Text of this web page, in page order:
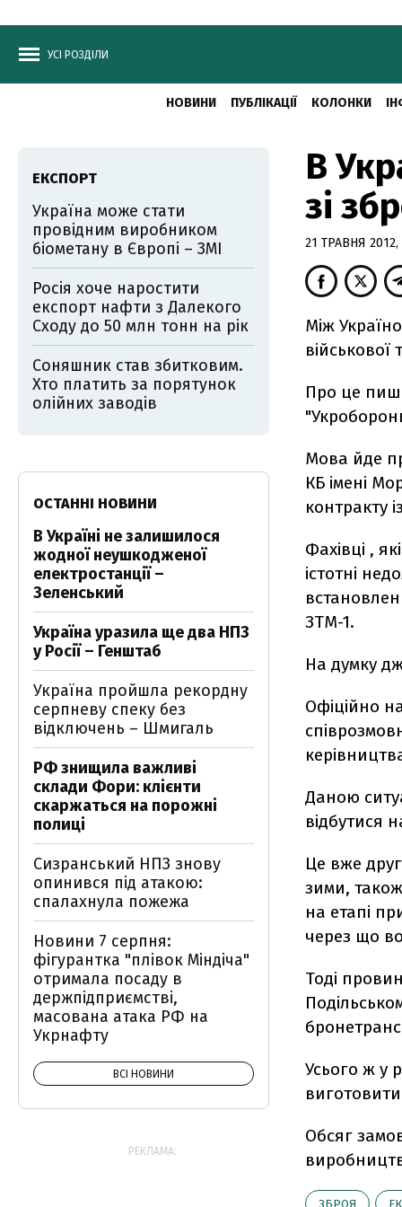
УСІ РОЗДІЛИ
НОВИНИ ПУБЛІКАЦІЇ КОЛОНКИ
В
зі
21 ТРАВНЯ 2012,
Між
військової
Про це
Мова йде
КБ імені
контракту
Фахівці ,
істотні
ЗТМ-1.
На думку
Офіційно
Даною
відбутися
Це вже
зими,
на етапі
через що
Тоді
Усього ж у
Обсяг
ЗБРОЯ
ЕКСПОРТ
Україна може стати
провідним виробником
біометану в Європі – ЗМІ
Росія хоче наростити
експорт нафти з Далекого
Сходу до 50 млн тонн на рік
Соняшник став збитковим.
Хто платить за порятунок
олійних заводів
ОСТАННІ НОВИНИ
В Україні не залишилося
жодної неушкодженої
електростанції –
Зеленський
Україна уразила ще два НПЗ
у Росії – Генштаб
Україна пройшла рекордну
серпневу спеку без
відключень – Шмигаль
РФ знищила важливі
склади Фори: клієнти
скаржаться на порожні
полиці
Сизранський НПЗ знову
опинився під атакою:
спалахнула пожежа
Новини 7 серпня:
фігурантка "плівок Міндіча"
отримала посаду в
держпідприємстві,
масована атака РФ на
Укрнафту
ВСІ НОВИНИ
РЕКЛАМА: